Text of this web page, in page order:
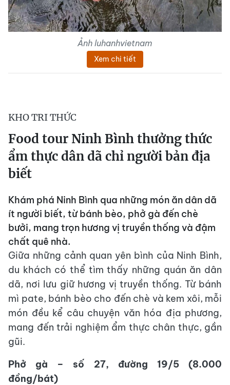
Ảnh luhanhvietnam
Xem chi tiết
KHO TRI THỨC
Food tour Ninh Bình thưởng thức
ẩm thực dân dã chỉ người bản địa
biết
Khám phá Ninh Bình qua những món ăn dân dã
ít người biết, từ bánh bèo, phở gà đến chè
bưởi, mang trọn hương vị truyền thống và đậm
chất quê nhà.
Giữa những cảnh quan yên bình của Ninh Bình,
du khách có thể tìm thấy những quán ăn dân
dã, nơi lưu giữ hương vị truyền thống. Từ bánh
mì pate, bánh bèo cho đến chè và kem xôi, mỗi
món đều kể câu chuyện văn hóa địa phương,
mang đến trải nghiệm ẩm thực chân thực, gần
gũi.
Phở gà – số 27, đường 19/5 (8.000
đồng/bát)